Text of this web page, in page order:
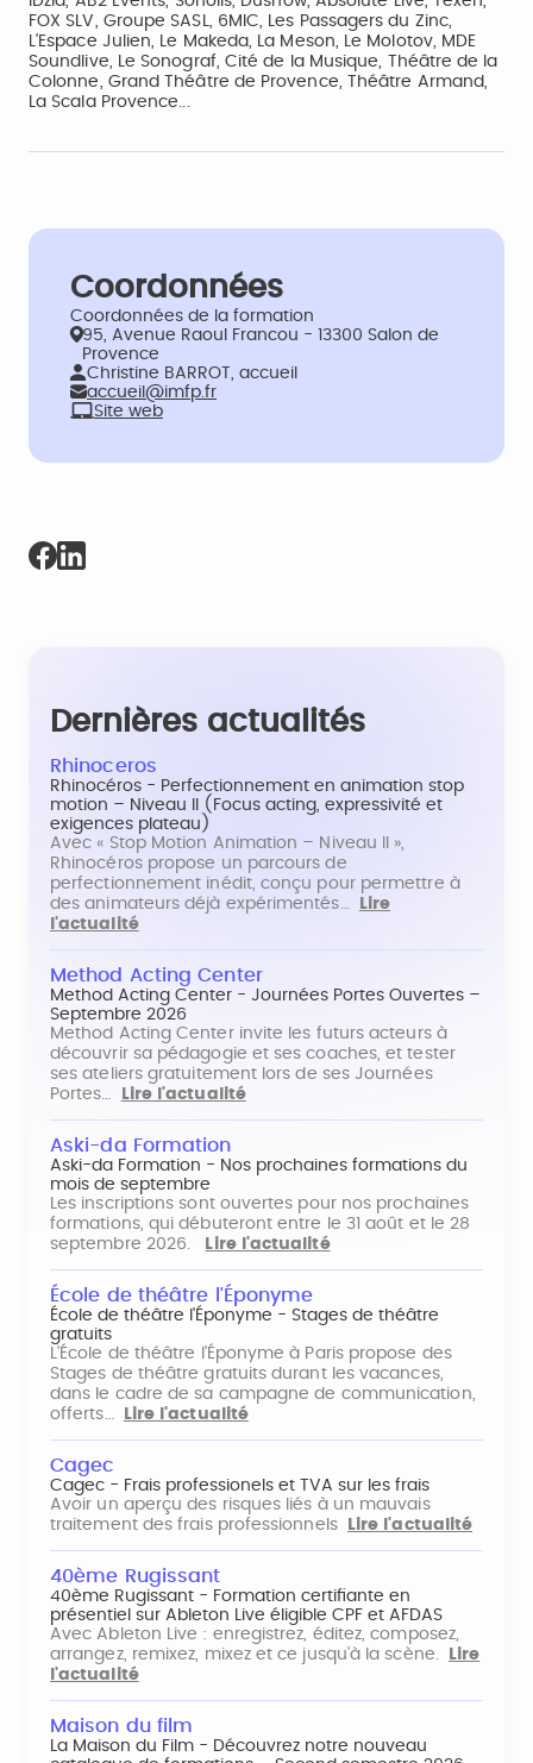
FOX SLV, Groupe SASL, 6MIC, Les Passagers du Zinc,
L'Espace Julien, Le Makeda, La Meson, Le Molotov, MDE
Soundlive, Le Sonograf, Cité de la Musique, Théâtre de la
Colonne, Grand Théâtre de Provence, Théâtre Armand,
La Scala Provence...
Coordonnées
Coordonnées de la formation
95, Avenue Raoul Francou - 13300 Salon de
Provence
Christine BARROT, accueil
accueil@imfp.fr
Site web
Dernières actualités
Rhinoceros
Rhinocéros - Perfectionnement en animation stop
motion – Niveau II (Focus acting, expressivité et
exigences plateau)
Avec « Stop Motion Animation – Niveau II »,
Rhinocéros propose un parcours de
perfectionnement inédit, conçu pour permettre à
des animateurs déjà expérimentés…
Lire
l'actualité
Method Acting Center
Method Acting Center - Journées Portes Ouvertes –
Septembre 2026
Method Acting Center invite les futurs acteurs à
découvrir sa pédagogie et ses coaches, et tester
ses ateliers gratuitement lors de ses Journées
Portes…
Lire l'actualité
Aski-da Formation
Aski-da Formation - Nos prochaines formations du
mois de septembre
Les inscriptions sont ouvertes pour nos prochaines
formations, qui débuteront entre le 31 août et le 28
septembre 2026.
Lire l'actualité
École de théâtre l'Éponyme
École de théâtre l'Éponyme - Stages de théâtre
gratuits
L'École de théâtre l'Éponyme à Paris propose des
Stages de théâtre gratuits durant les vacances,
dans le cadre de sa campagne de communication,
offerts…
Lire l'actualité
Cagec
Cagec - Frais professionels et TVA sur les frais
Avoir un aperçu des risques liés à un mauvais
traitement des frais professionnels
Lire l'actualité
40ème Rugissant
40ème Rugissant - Formation certifiante en
présentiel sur Ableton Live éligible CPF et AFDAS
Avec Ableton Live : enregistrez, éditez, composez,
arrangez, remixez, mixez et ce jusqu'à la scène.
Lire
l'actualité
Maison du film
La Maison du Film - Découvrez notre nouveau